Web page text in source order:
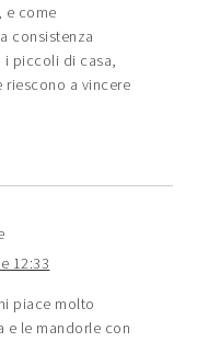
e come
consistenza
i piccoli di casa,
riescono a vincere
12:33
piace molto
e le mandorle con